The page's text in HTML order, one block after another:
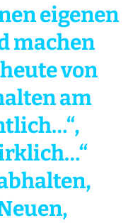
eigenen
machen
von
am